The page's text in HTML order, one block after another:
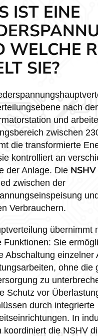
IST EINE
WELCHE
SIE?
nach der
und
zwischen
die transformierte
kontrolliert an
der Anlage. Die NSHV
zwischen der
Verbrauchern.
übernimmt
Funktionen: Sie
Abschaltung einzelner
ohne die
zu
Schutz vor
durch integrierte
In
koordiniert die NSHV